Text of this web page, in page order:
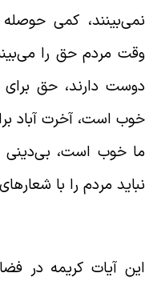
کمی حوصله
مردم حق را
دارند، حق
است، آخرت آباد
خوب است، بی‌دینی
مردم را با شعارهای
آیات کریمه در